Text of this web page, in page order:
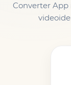
Converter